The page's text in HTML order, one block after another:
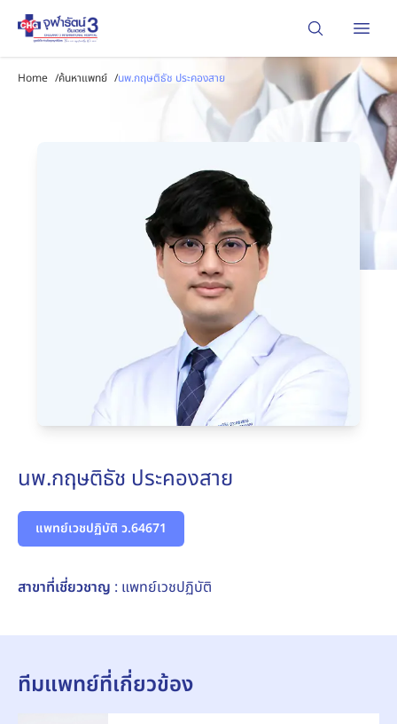
Home /ค้นหาแพทย์ /นพ.กฤษติธัช ประคองสาย
นพ.กฤษติธัช ประคองสาย
แพทย์เวชปฏิบัติ ว.64671
สาขาที่เชี่ยวชาญ : แพทย์เวชปฏิบัติ
ทีมแพทย์ที่เกี่ยวข้อง